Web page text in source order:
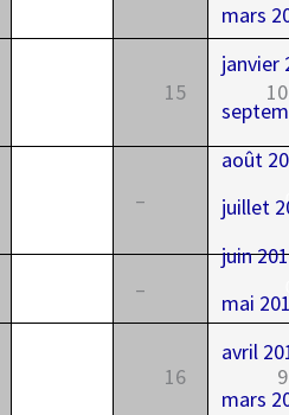
15 10
–
–
16 9
mars
janvier
août
juillet
juin
mai
avril
mars